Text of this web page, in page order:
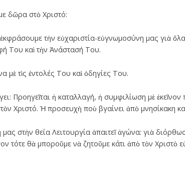
δῶρα στὸ Χριστό:
τὴν εὐχαριστία-εὐγνωμοσύνη μας γιὰ
Του καὶ τὴν Ἀνάστασή Του.
μὲ τὶς ἐντολές Του καὶ ὁδηγίες Του.
Προηγεῖται ἡ καταλλαγή, ἡ συμφιλίωση μὲ ἐκεῖνον
Χριστό. Ἡ προσευχὴ ποὺ βγαίνει ἀπὸ μνησίκακη
στὴν θεία Λειτουργία ἀπαιτεῖ ἀγώνα: γιὰ
τότε θὰ μποροῦμε νὰ ζητοῦμε κάτι ἀπὸ τὸν Χριστὸ